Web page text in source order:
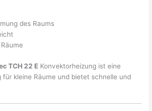
des Raums
TCH 22 E Konvektorheizung ist eine
für kleine Räume und bietet schnelle und